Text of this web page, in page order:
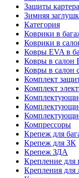
Защиты картера
Зимняя
Категория
Коврики в
Коврики в
Ковры EVA в
Ковры в салон
Ковры в салон
Комплект
Комплект
Компрессоры
Крепеж для
Крепеж для ЗК
Крепеж ЗДА
Крепление для
Крепления